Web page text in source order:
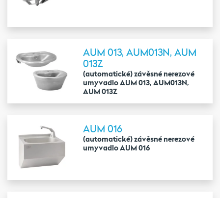
AUM 013, AUM013N, AUM
013Z
(automatické) závěsné nerezové
umyvadlo AUM 013, AUM013N,
AUM 013Z
AUM 016
(automatické) závěsné nerezové
umyvadlo AUM 016